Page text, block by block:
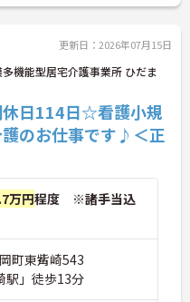
更新日：2026年07月15日
機能型居宅介護事業所 ひだま
休日114日☆看護小規
のお仕事です♪＜正
万円程度 ※諸手当込
町東觜崎543
駅」徒歩13分